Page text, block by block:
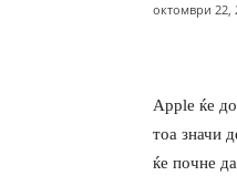
октомври 22,
Apple ќе
тоа значи
ќе почне